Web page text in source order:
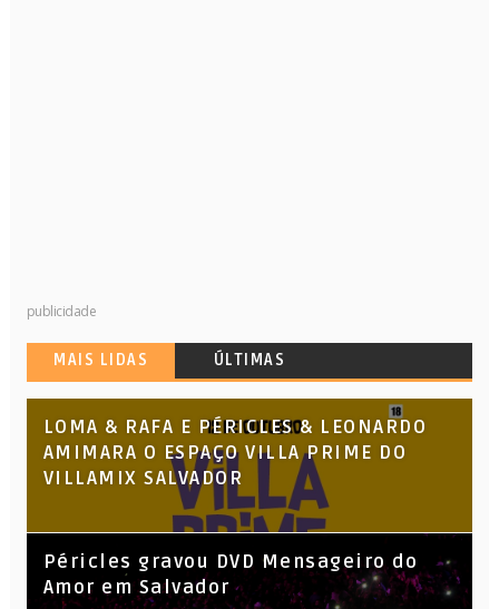
publicidade
MAIS LIDAS ÚLTIMAS
LOMA & RAFA E PÉRICLES & LEONARDO
AMIMARA O ESPAÇO VILLA PRIME DO
VILLAMIX SALVADOR
Péricles gravou DVD Mensageiro do
Amor em Salvador